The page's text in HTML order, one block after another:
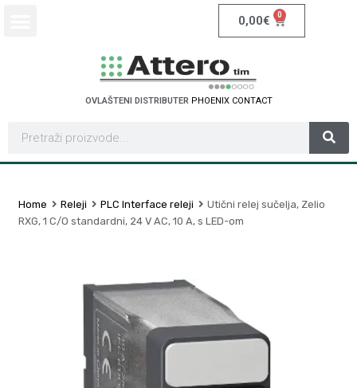
0,00€ 0
OVLAŠTENI DISTRIBUTER PHOENIX CONTACT
Home Releji PLC Interface releji
Utični relej sučelja, Zelio
RXG, 1 C/O standardni, 24 V AC, 10 A, s LED-om